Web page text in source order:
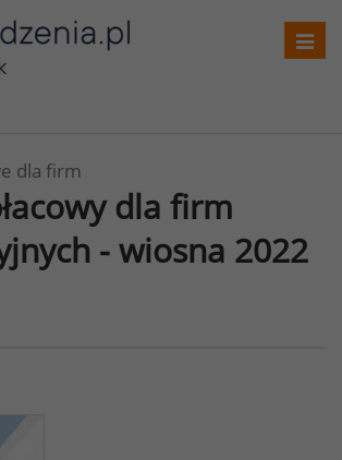
dla firm
dla firm
- wiosna 2022